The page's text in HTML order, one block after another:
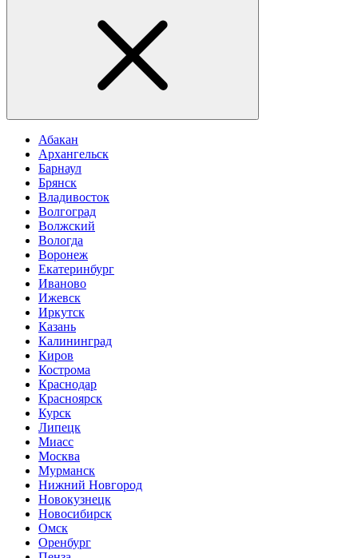
Абакан
Архангельск
Барнаул
Брянск
Владивосток
Волгоград
Волжский
Вологда
Воронеж
Екатеринбург
Иваново
Ижевск
Иркутск
Казань
Калининград
Киров
Кострома
Краснодар
Красноярск
Курск
Липецк
Миасс
Москва
Мурманск
Нижний Новгород
Новокузнецк
Новосибирск
Омск
Оренбург